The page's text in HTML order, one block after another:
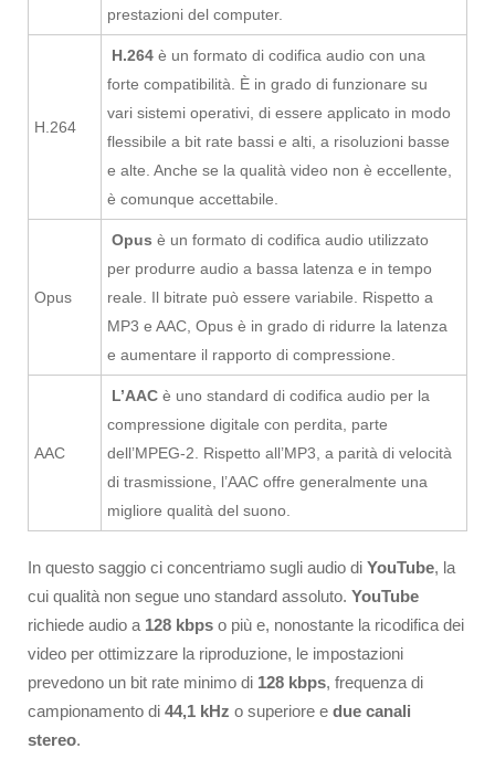
prestazioni del computer.
H.264
H.264 è un formato di codifica audio con una
forte compatibilità. È in grado di funzionare su
vari sistemi operativi, di essere applicato in modo
flessibile a bit rate bassi e alti, a risoluzioni basse
e alte. Anche se la qualità video non è eccellente,
è comunque accettabile.
Opus
Opus è un formato di codifica audio utilizzato
per produrre audio a bassa latenza e in tempo
reale. Il bitrate può essere variabile. Rispetto a
MP3 e AAC, Opus è in grado di ridurre la latenza
e aumentare il rapporto di compressione.
AAC
L’AAC è uno standard di codifica audio per la
compressione digitale con perdita, parte
dell’MPEG-2. Rispetto all’MP3, a parità di velocità
di trasmissione, l’AAC offre generalmente una
migliore qualità del suono.
In questo saggio ci concentriamo sugli audio di YouTube, la
cui qualità non segue uno standard assoluto. YouTube
richiede audio a 128 kbps o più e, nonostante la ricodifica dei
video per ottimizzare la riproduzione, le impostazioni
prevedono un bit rate minimo di 128 kbps, frequenza di
campionamento di 44,1 kHz o superiore e due canali
stereo.